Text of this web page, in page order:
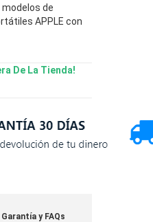
de
APPLE con
De La Tienda!
Garantía y FAQs